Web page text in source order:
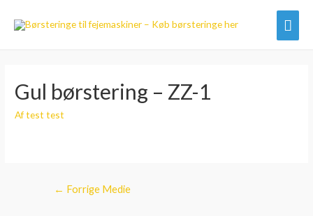
Gul børstering – ZZ-1
Aftest test
Indlægsnavigation
← Forrige Medie